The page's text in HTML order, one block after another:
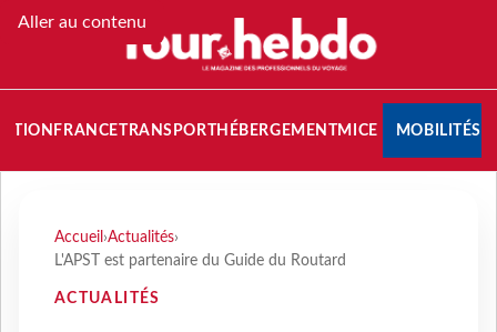
Aller au contenu
FRANCETRANSPORT HÉBERGEMENTMICE MOBILITÉS
Accueil ›Actualités›
L'APST est partenaire du Guide du Routard
ACTUALITÉS